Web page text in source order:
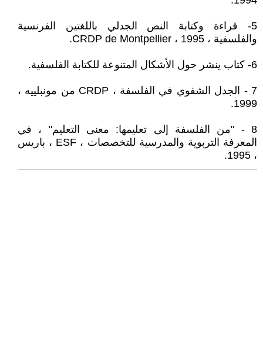
5- قراءة وكتابة النص الجدلي باللغتين الفرنسية
والفلسفية ، CRDP de Montpellier ، 1995.
6- كتاب ينشر حول الأشكال المتنوعة للكتابة الفلسفية.
7 - الجدل الشفوي في الفلسفة ، CRDP من مونبلييه ،
1999.
8 - "من الفلسفة إلى تعليمها: معنى التعليم" ، في
المعرفة التربوية والمدرسية للتخصصات ، ESF ، باريس
، 1995.